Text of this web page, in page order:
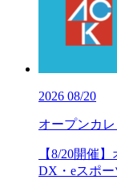
2026 08/20
オープンカ
【8/20開催
DX・eスポー